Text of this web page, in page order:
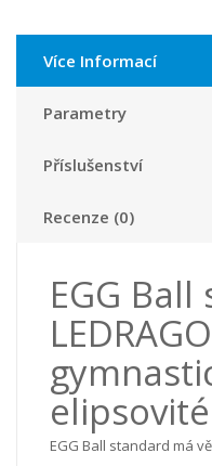
Více Informací
Parametry
Příslušenství
Recenze (0)
EGG
EGG Ball standard má